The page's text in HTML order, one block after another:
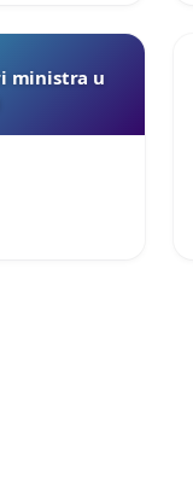
ministra u